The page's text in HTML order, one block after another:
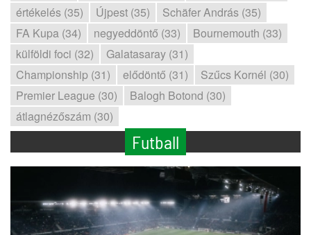
értékelés (35)
Újpest (35)
Schäfer András (35)
FA Kupa (34)
negyeddöntő (33)
Bournemouth (33)
külföldi foci (32)
Galatasaray (31)
Championship (31)
elődöntő (31)
Szűcs Kornél (30)
Premier League (30)
Balogh Botond (30)
átlagnézőszám (30)
Futball